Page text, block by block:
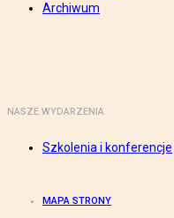
Archiwum
NASZE WYDARZENIA
Szkolenia i konferencje
MAPA STRONY